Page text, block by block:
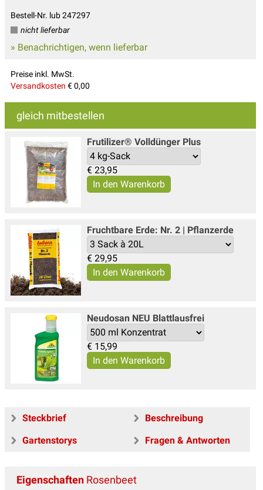
Bestell-Nr. lub 247297
nicht lieferbar
» Benachrichtigen, wenn lieferbar
Preise inkl. MwSt.
Versandkosten € 0,00
gleich mitbestellen
Frutilizer® Volldünger Plus
€ 23,95
Fruchtbare Erde: Nr. 2 | Pflanzerde
€ 29,95
Neudosan NEU Blattlausfrei
€ 15,99
Steckbrief
Beschreibung
Gartenstorys
Fragen & Antworten
Eigenschaften Rosenbeet